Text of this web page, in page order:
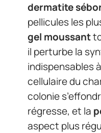
dermatite
pellicules les
gel moussant
il perturbe la
indispensables
cellulaire du
colonie
régresse, et la
aspect plus